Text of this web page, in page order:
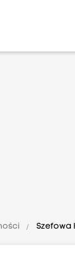
Szefowa